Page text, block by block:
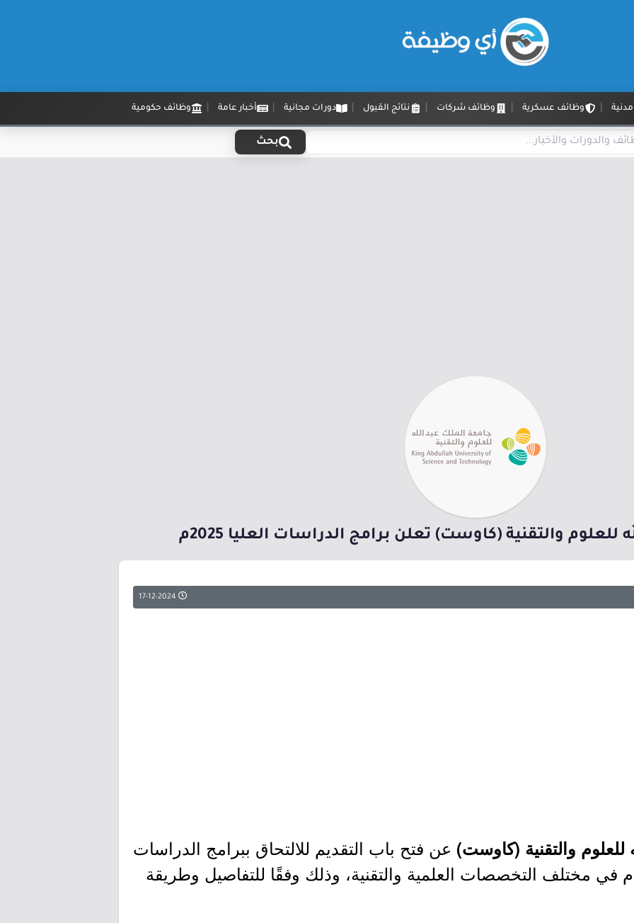
وظائف عسكرية وظائف شركات نتائج القبول دورات مجانية أخبار عامة وظائف حكومية
بحث
والتقنية (كاوست) تعلن برامج الدراسات العليا 2025م
للعلوم والتقنية (كاوست) عن فتح باب التقديم للالتحاق ببرامج الدراسات
العليا للعام الأكاديمي 2025م في مختلف التخصصات العلمية والتقنية، وذلك وفقًا للتفاصيل وطريقة